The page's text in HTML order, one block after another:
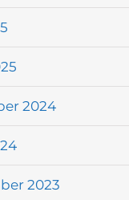
2024
2023